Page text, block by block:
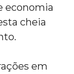
economia
cheia
em